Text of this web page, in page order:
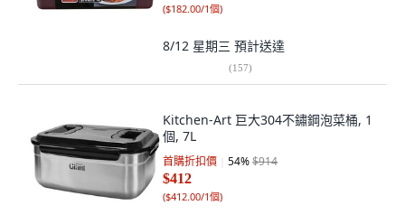
($182.00/1個)
8/12 星期三 預計送達
(157)
Kitchen-Art 巨大304不鏽鋼泡菜桶, 1
個, 7L
首購折扣價 54%$914
$412
($412.00/1個)